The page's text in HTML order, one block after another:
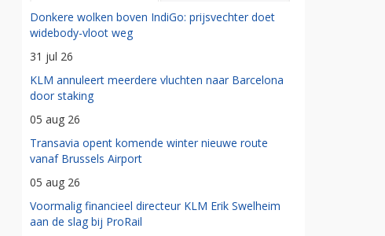
Donkere wolken boven IndiGo: prijsvechter doet
widebody-vloot weg
31 jul 26
KLM annuleert meerdere vluchten naar Barcelona
door staking
05 aug 26
Transavia opent komende winter nieuwe route
vanaf Brussels Airport
05 aug 26
Voormalig financieel directeur KLM Erik Swelheim
aan de slag bij ProRail